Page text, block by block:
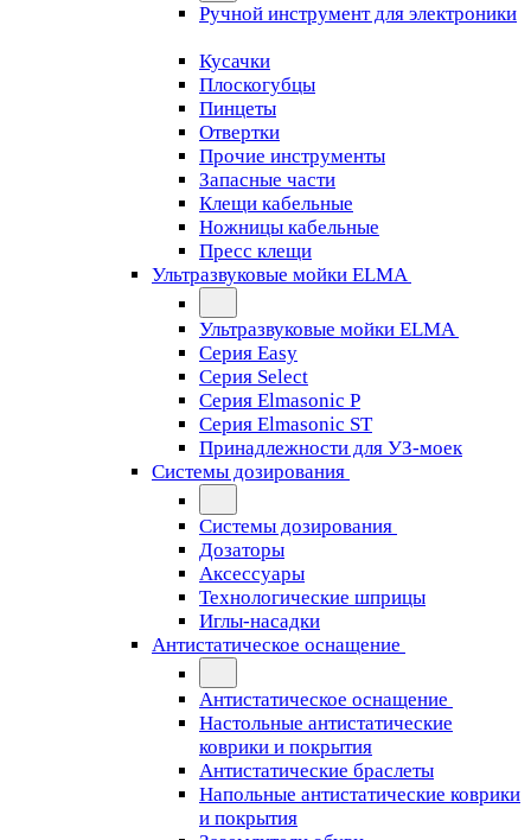
Ручной инструмент для электроники
Кусачки
Плоскогубцы
Пинцеты
Отвертки
Прочие инструменты
Запасные части
Клещи кабельные
Ножницы кабельные
Пресс клещи
Ультразвуковые мойки ELMA
Ультразвуковые мойки ELMA
Серия Easy
Серия Select
Серия Elmasonic P
Серия Elmasonic ST
Принадлежности для УЗ-моек
Системы дозирования
Системы дозирования
Дозаторы
Аксессуары
Технологические шприцы
Иглы-насадки
Антистатическое оснащение
Антистатическое оснащение
Настольные антистатические
коврики и покрытия
Антистатические браслеты
Напольные антистатические коврики
и покрытия